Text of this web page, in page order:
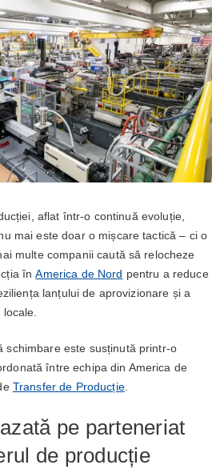
aflat într-o continuă evoluție,
mai este doar o mișcare tactică – ci o
multe companii caută să relocheze
înAmerica de Nord pentru a reduce
lanțului de aprovizionare și a
schimbare este susținută printr-o
între echipa din America de
Transfer de Producție.
pe parteneriat
de producție